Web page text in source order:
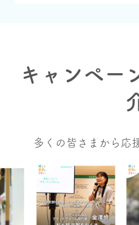
キャンペー
多くの皆さまから応